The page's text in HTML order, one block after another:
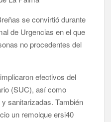
se convirtió durante
de Urgencias en el que
no procedentes del
efectivos del
(SUC), así como
sanitarizadas. También
un remolque ersi40